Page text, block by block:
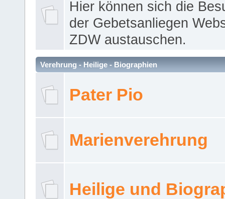
Hier können sich die
der Gebetsanliegen
ZDW austauschen.
Verehrung - Heilige - Biographien
Pater Pio
Marienverehrung
Heilige und